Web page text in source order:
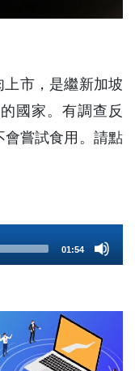
市，是繼新加坡
國家。有調查反
會嘗試食用。請點
01:54